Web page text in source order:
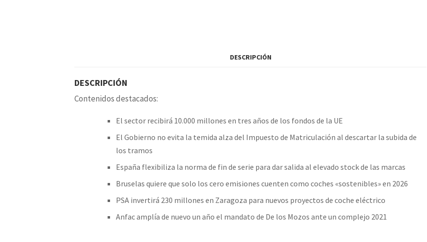
DESCRIPCIÓN
DESCRIPCIÓN
Contenidos destacados:
El sector recibirá 10.000 millones en tres años de los fondos de la UE
El Gobierno no evita la temida alza del Impuesto de Matriculación al descartar la subida de
los tramos
España flexibiliza la norma de fin de serie para dar salida al elevado stock de las marcas
Bruselas quiere que solo los cero emisiones cuenten como coches «sostenibles» en 2026
PSA invertirá 230 millones en Zaragoza para nuevos proyectos de coche eléctrico
Anfac amplía de nuevo un año el mandato de De los Mozos ante un complejo 2021